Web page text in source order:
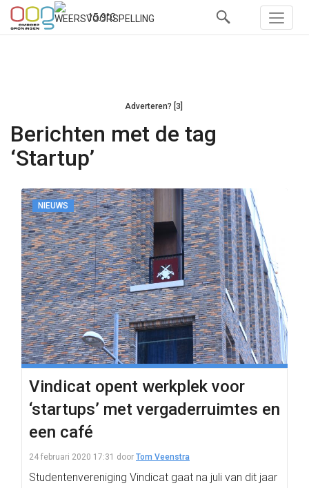
15.9°C
Adverteren? [3]
Berichten met de tag
‘Startup’
NIEUWS
Vindicat opent werkplek voor
‘startups’ met vergaderruimtes en
een café
24 februari 2020 17:31 door Tom Veenstra
Studentenvereniging Vindicat gaat na juli van dit jaar